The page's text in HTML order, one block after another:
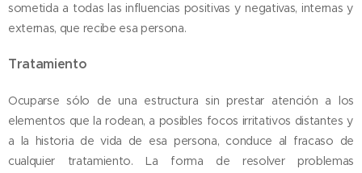
sometida a todas las influencias positivas y negativas, internas y
externas, que recibe esa persona.
Tratamiento
Ocuparse sólo de una estructura sin prestar atención a los
elementos que la rodean, a posibles focos irritativos distantes y
a la historia de vida de esa persona, conduce al fracaso de
cualquier tratamiento. La forma de resolver problemas